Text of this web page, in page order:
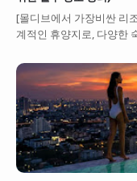
[몰디브에서 가장비싼
계적인 휴양지로, 다양한